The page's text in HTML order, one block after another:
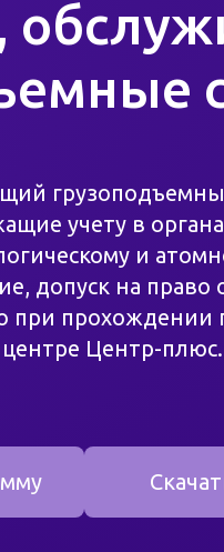
учету в
и
допуск на
при прохождении
Центр-плюс.
а не после